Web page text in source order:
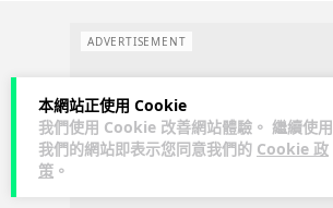
本網站正使用 Cookie
我們使用 Cookie 改善網站體驗。 繼續使用
我們的網站即表示您同意我們的 Cookie 政
策 。
ADVERTISEMENT